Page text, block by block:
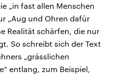
„in fast allen Menschen
„Aug und Ohren dafür
Realität schärfen, die nur
So schreibt sich der Text
„grässlichen
entlang, zum Beispiel,